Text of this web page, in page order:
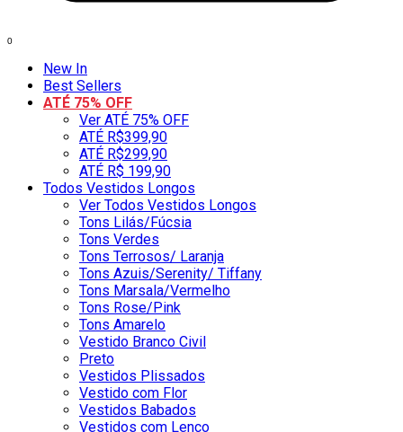
0
New In
Best Sellers
ATÉ 75% OFF
Ver ATÉ 75% OFF
ATÉ R$399,90
ATÉ R$299,90
ATÉ R$ 199,90
Todos Vestidos Longos
Ver Todos Vestidos Longos
Tons Lilás/Fúcsia
Tons Verdes
Tons Terrosos/ Laranja
Tons Azuis/Serenity/ Tiffany
Tons Marsala/Vermelho
Tons Rose/Pink
Tons Amarelo
Vestido Branco Civil
Preto
Vestidos Plissados
Vestido com Flor
Vestidos Babados
Vestidos com Lenço